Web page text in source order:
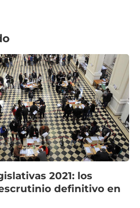
2021: los
definitivo en